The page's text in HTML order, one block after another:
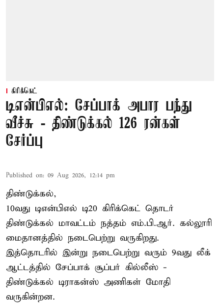
கிரிக்கெட்
டிஎன்பிஎல்: சேப்பாக் அபார பந்து
வீச்சு - திண்டுக்கல் 126 ரன்கள்
சேர்ப்பு
Published on: 09 Aug 2026, 12:14 pm
திண்டுக்கல்,
10வது டிஎன்பிஎல் டி20 கிரிக்கெட் தொடர்
திண்டுக்கல் மாவட்டம் நத்தம் எம்.பி.ஆர். கல்லூரி
மைதானத்தில் நடைபெற்று வருகிறது.
இத்தொடரில் இன்று நடைபெற்று வரும் 9வது லீக்
ஆட்டத்தில் சேப்பாக் சூப்பர் கில்லீஸ் -
திண்டுக்கல் டிராகன்ஸ் அணிகள் மோதி
வருகின்றன.